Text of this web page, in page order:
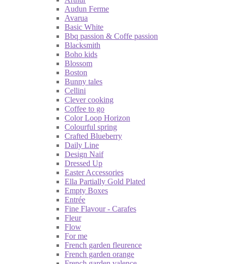
Audun Ferme
Avarua
Basic White
Bbq passion & Coffe passion
Blacksmith
Boho kids
Blossom
Boston
Bunny tales
Cellini
Clever cooking
Coffee to go
Color Loop Horizon
Colourful spring
Crafted Blueberry
Daily Line
Design Naif
Dressed Up
Easter Accessories
Ella Partially Gold Plated
Empty Boxes
Entrée
Fine Flavour - Carafes
Fleur
Flow
For me
French garden fleurence
French garden orange